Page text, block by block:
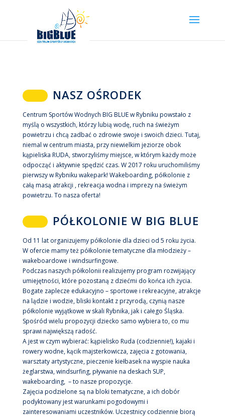
NASZ OŚRODEK
Centrum Sportów Wodnych BIG BLUE w Rybniku powstało z
myślą o wszystkich, którzy lubią wodę, ruch na świeżym
powietrzu i chcą zadbać o zdrowie swoje i swoich dzieci. Tutaj,
niemal w centrum miasta, przy niewielkim jeziorze obok
kąpieliska RUDA, stworzyliśmy miejsce, w którym każdy może
odpocząć i aktywnie spędzić czas. W 2017 roku uruchomiliśmy
pierwszy w Rybniku wakepark! Wakeboarding, półkolonie z
całą masą atrakcji , rekreacja wodna i imprezy na świeżym
powietrzu. To nasza oferta!
PÓŁKOLONIE W BIG BLUE
Od 11 lat organizujemy półkolonie dla dzieci od 5 roku życia.
W ofercie mamy też półkolonie tematyczne dla młodzieży –
wakeboardowe i windsurfingowe.
Podczas naszych półkolonii realizujemy program rozwijający
umiejętności, które pozostaną z dziećmi do końca ich życia.
Bogate zaplecze edukacyjno – sportowe i rekreacyjne, atrakcje
na lądzie i wodzie, bliski kontakt z przyrodą, czynią nasze
półkolonie wyjątkowe w skali Rybnika, jak i całego Śląska.
Spośród wielu propozycji dziecko samo wybiera to, co mu
sprawi największą radość.
A jest w czym wybierać: kąpielisko Ruda (codziennie!), kajaki i
rowery wodne, kącik majsterkowicza, zajęcia z gotowania,
warsztaty artystyczne, pieczenie kiełbasek na wyspie nauka
żeglarstwa, windsurfing, pływanie na deskach SUP,
wakeboarding, – to nasze propozycje.
Zajęcia podzielone są na bloki tematyczne, a ich dobór
podyktowany jest warunkami pogodowymi i
zainteresowaniami uczestników. Uczestnicy codziennie biorą